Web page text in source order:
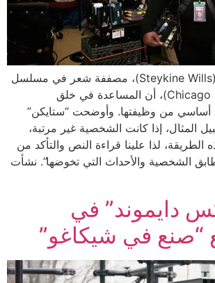
ترى “ستايكن ويلز” (Steykine Wills)، مصففة شعر في مسلسل
“شيكاغو فاير” (Chicago Fire)، أن المساعدة في خلق
من وظيفتها. وأوضحت “ستايكن”
المثال، إذا كانت الشخصية غير مرتبة،
الطريقة، لذا علينا قراءة النص والتأكد من
الشخصية والأحداث التي تخوضها”. نشأت
دايموند” في
“صنع في شيكاغو”